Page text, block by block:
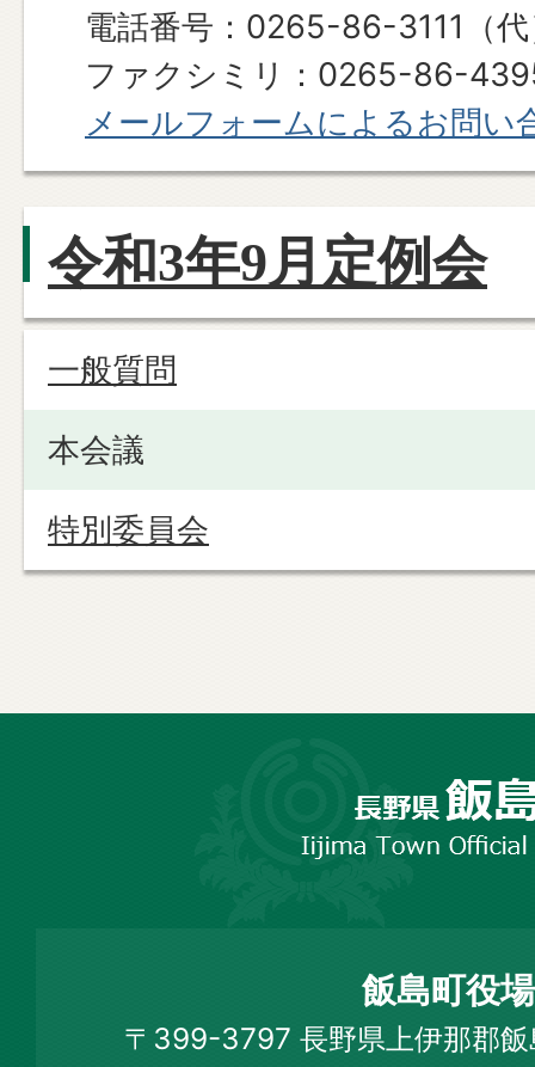
電話番号：0265-86-3111（
ファクシミリ：0265-86-
メールフォームによるお問い
令和3年9月定例会
一般質問
本会議
特別委員会
Town
飯島町役場
〒399-3797 長野県上伊那郡